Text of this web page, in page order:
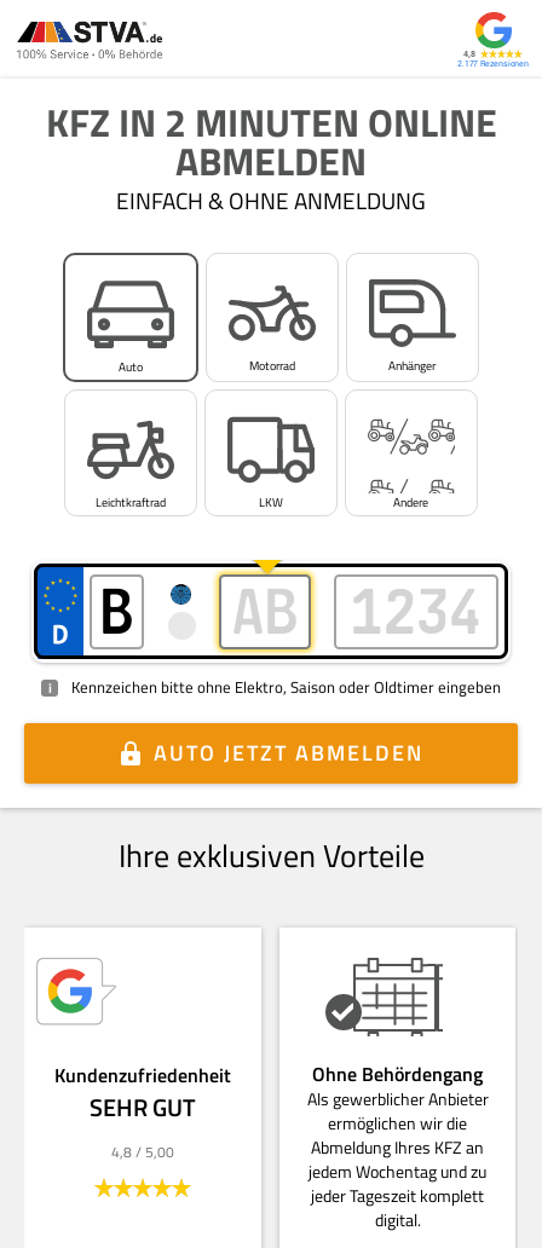
4,8
2.177
KFZ IN 2 MINUTEN ONLINE
ABMELDEN
EINFACH & OHNE ANMELDUNG
Auto Motorrad Anhänger
Leichtkraftrad LKW Andere
i Kennzeichen bitte ohne Elektro, Saison oder Oldtimer eingeben
AUTO JETZT ABMELDEN
Ihre exklusiven Vorteile
Kundenzufriedenheit
SEHR GUT
4,8/ 5,00
Ohne Behördengang
Als gewerblicher Anbieter
ermöglichen wir die
Abmeldung Ihres KFZ an
jedem Wochentag und zu
jeder Tageszeit komplett
digital.